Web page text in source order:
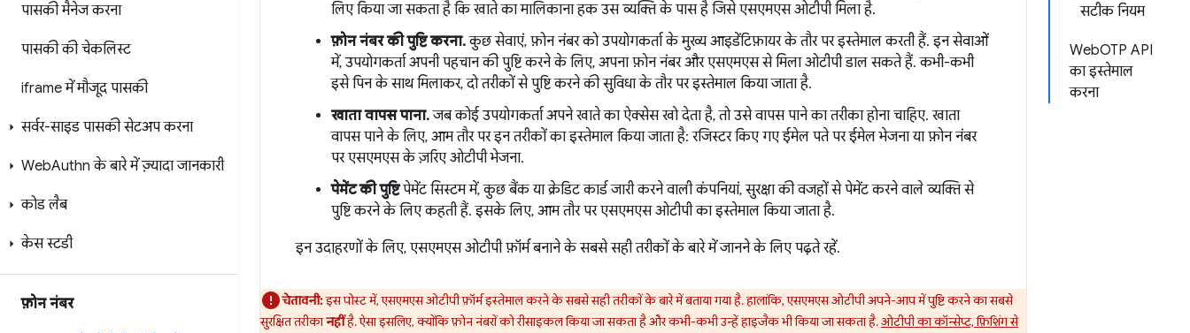
पासकी मैनेज करना
पासकी की चेकलिस्ट
iframe में मौजूद पासकी
सर्वर-साइड पासकी सेटअप करना
WebAuthn के बारे में ज़्यादा जानकारी
कोड लैब
केस स्टडी
फ़ोन नंबर
सटीक नियम
WebOTP API
का इस्तेमाल
करना
लिए किया जा सकता है कि खाते का मालिकाना हक उस व्यक्ति के पास है जिसे एसएमएस ओटीपी मिला है.
फ़ोन नंबर की पुष्टि करना.कुछ सेवाएं, फ़ोन नंबर को उपयोगकर्ता के मुख्य आइडेंटिफ़ायर के तौर पर इस्तेमाल करती हैं. इन सेवाओं
में, उपयोगकर्ता अपनी पहचान की पुष्टि करने के लिए, अपना फ़ोन नंबर और एसएमएस से मिला ओटीपी डाल सकते हैं. कभी-कभी
इसे पिन के साथ मिलाकर, दो तरीकों से पुष्टि करने की सुविधा के तौर पर इस्तेमाल किया जाता है.
खाता वापस पाना.जब कोई उपयोगकर्ता अपने खाते का ऐक्सेस खो देता है, तो उसे वापस पाने का तरीका होना चाहिए. खाता
वापस पाने के लिए, आम तौर पर इन तरीकों का इस्तेमाल किया जाता है: रजिस्टर किए गए ईमेल पते पर ईमेल भेजना या फ़ोन नंबर
पर एसएमएस के ज़रिए ओटीपी भेजना.
पेमेंट की पुष्टिपेमेंट सिस्टम में, कुछ बैंक या क्रेडिट कार्ड जारी करने वाली कंपनियां, सुरक्षा की वजहों से पेमेंट करने वाले व्यक्ति से
पुष्टि करने के लिए कहती हैं. इसके लिए, आम तौर पर एसएमएस ओटीपी का इस्तेमाल किया जाता है.
इन उदाहरणों के लिए, एसएमएस ओटीपी फ़ॉर्म बनाने के सबसे सही तरीकों के बारे में जानने के लिए पढ़ते रहें.
चेतावनी:इस पोस्ट में, एसएमएस ओटीपी फ़ॉर्म इस्तेमाल करने के सबसे सही तरीकों के बारे में बताया गया है. हालांकि, एसएमएस ओटीपी अपने-आप में पुष्टि करने का सबसे
सुरक्षित तरीकानहींहै. ऐसा इसलिए, क्योंकि फ़ोन नंबरों को रीसाइकल किया जा सकता है और कभी-कभी उन्हें हाइजैक भी किया जा सकता है.ओटीपी का कॉन्सेप्ट, फ़िशिंग से